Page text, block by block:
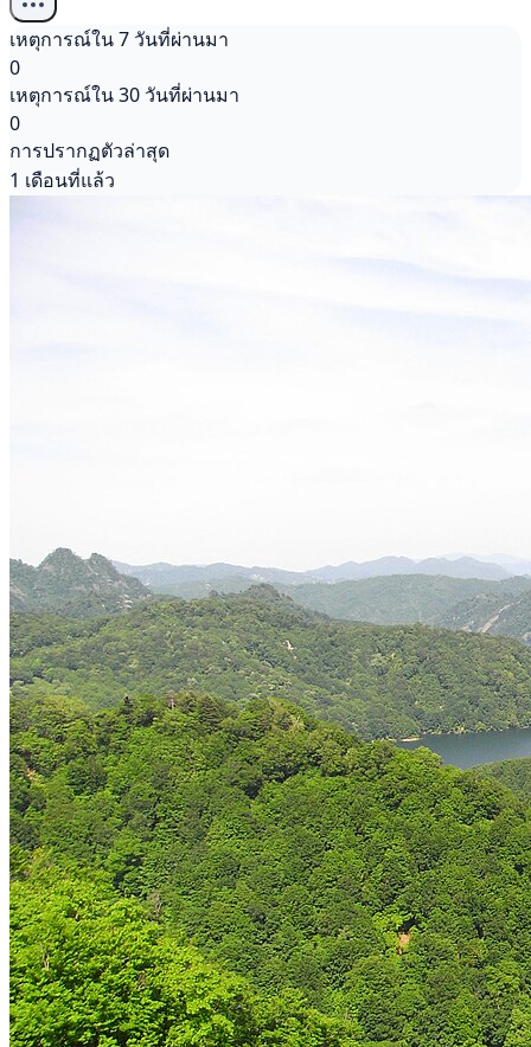
เหตุการณ์ใน 7 วันที่ผ่านมา
0
เหตุการณ์ใน 30 วันที่ผ่านมา
0
การปรากฏตัวล่าสุด
1 เดือนที่แล้ว